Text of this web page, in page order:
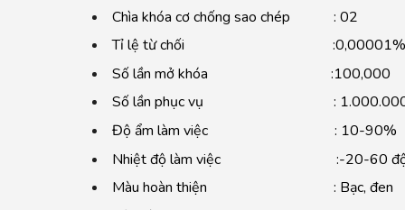
Chìa khóa cơ chống sao chép : 02
Tỉ lệ từ chối :0,00001%
Số lần mở khóa :100,000
Số lần phục vụ :
Độ ẩm làm việc : 10-90%
Nhiệt độ làm việc :-20-60
Màu hoàn thiện : Bạc, đen